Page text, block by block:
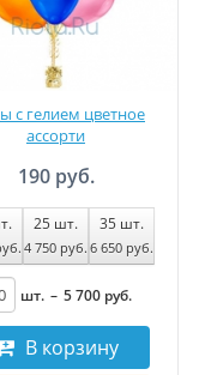
с гелием цветное
ассорти
190 руб.
.
25 шт.
4 750 руб.
35 шт.
6 650 руб.
шт. – 5 700 руб.
В корзину